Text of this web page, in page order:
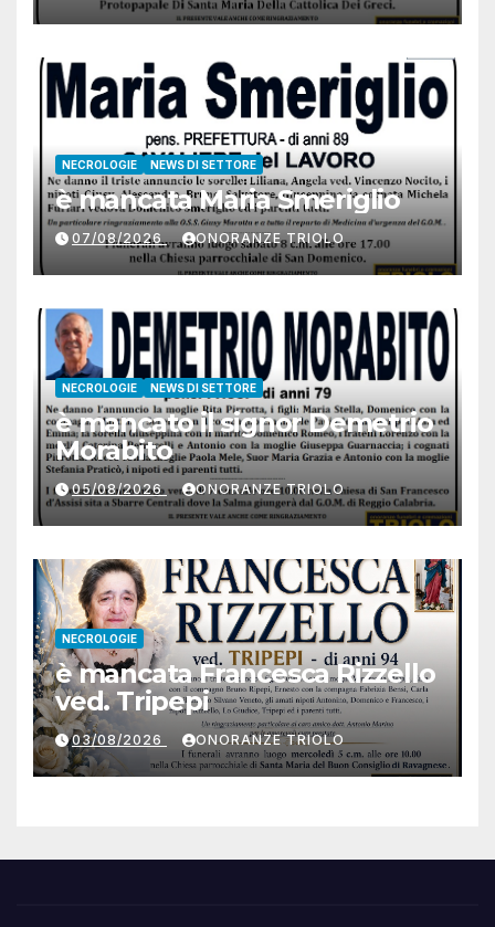
NECROLOGIE NEWS DI SETTORE
è mancata Maria Smeriglio
07/08/2026 ONORANZE TRIOLO
NECROLOGIE NEWS DI SETTORE
è mancato il signor Demetrio
Morabito
05/08/2026 ONORANZE TRIOLO
NECROLOGIE
è mancata Francesca Rizzello
ved. Tripepi
03/08/2026 ONORANZE TRIOLO